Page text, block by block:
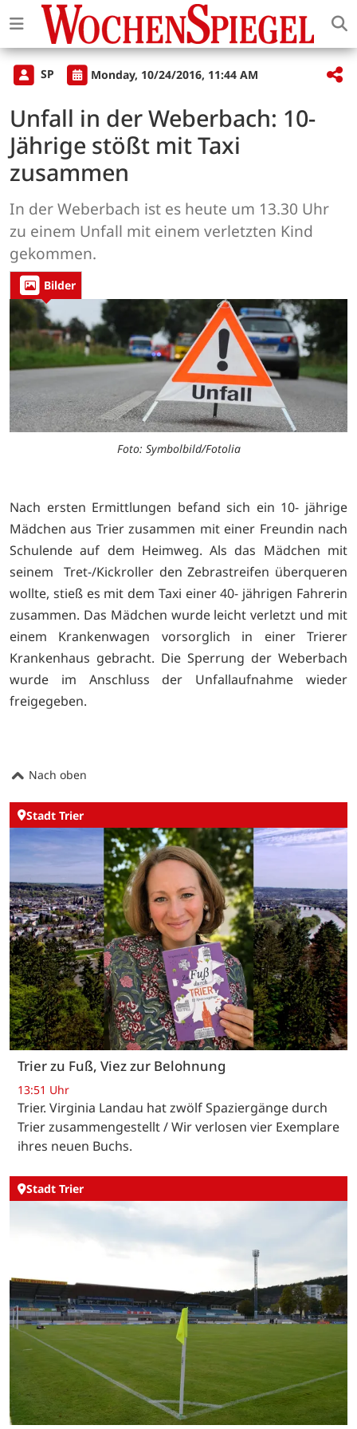
SP Monday, 10/24/2016, 11:44 AM
Unfall in der Weberbach: 10-
Jährige stößt mit Taxi
zusammen
In der Weberbach ist es heute um 13.30 Uhr
zu einem Unfall mit einem verletzten Kind
gekommen.
Bilder
Foto: Symbolbild/Fotolia
Nach ersten Ermittlungen befand sich ein 10- jährige
Mädchen aus Trier zusammen mit einer Freundin nach
Schulende auf dem Heimweg. Als das Mädchen mit
seinem Tret-/Kickroller den Zebrastreifen überqueren
wollte, stieß es mit dem Taxi einer 40- jährigen Fahrerin
zusammen. Das Mädchen wurde leicht verletzt und mit
einem Krankenwagen vorsorglich in einer Trierer
Krankenhaus gebracht. Die Sperrung der Weberbach
wurde im Anschluss der Unfallaufnahme wieder
freigegeben.
Nach oben
Stadt Trier
Trier zu Fuß, Viez zur Belohnung
13:51 Uhr
Trier. Virginia Landau hat zwölf Spaziergänge durch
Trier zusammengestellt / Wir verlosen vier Exemplare
ihres neuen Buchs.
Stadt Trier